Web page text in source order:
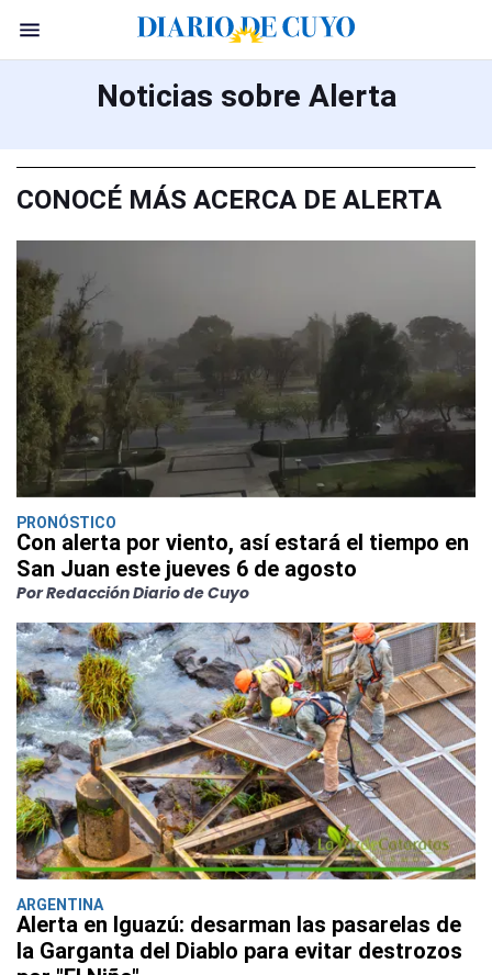
Noticias sobre Alerta
CONOCÉ MÁS ACERCA DE ALERTA
PRONÓSTICO
Con alerta por viento, así estará el tiempo en
San Juan este jueves 6 de agosto
Por Redacción Diario de Cuyo
ARGENTINA
Alerta en Iguazú: desarman las pasarelas de
la Garganta del Diablo para evitar destrozos